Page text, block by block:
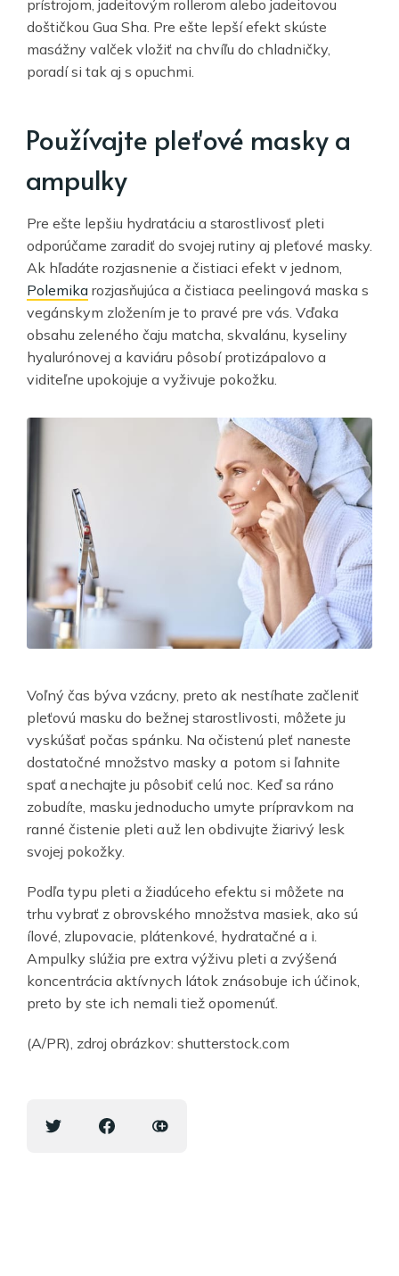
prístrojom, jadeitovým rollerom alebo jadeitovou
doštičkou Gua Sha. Pre ešte lepší efekt skúste
masážny valček vložiť na chvíľu do chladničky,
poradí si tak aj s opuchmi.
Používajte pleťové masky a
ampulky
Pre ešte lepšiu hydratáciu a starostlivosť pleti
odporúčame zaradiť do svojej rutiny aj pleťové masky.
Ak hľadáte rozjasnenie a čistiaci efekt v jednom,
Polemika rozjasňujúca a čistiaca peelingová maska s
vegánskym zložením je to pravé pre vás. Vďaka
obsahu zeleného čaju matcha, skvalánu, kyseliny
hyalurónovej a kaviáru pôsobí protizápalovo a
viditeľne upokojuje a vyživuje pokožku.
Voľný čas býva vzácny, preto ak nestíhate začleniť
pleťovú masku do bežnej starostlivosti, môžete ju
vyskúšať počas spánku. Na očistenú pleť naneste
dostatočné množstvo masky a potom si ľahnite
spať a nechajte ju pôsobiť celú noc. Keď sa ráno
zobudíte, masku jednoducho umyte prípravkom na
ranné čistenie pleti a už len obdivujte žiarivý lesk
svojej pokožky.
Podľa typu pleti a žiadúceho efektu si môžete na
trhu vybrať z obrovského množstva masiek, ako sú
ílové, zlupovacie, plátenkové, hydratačné a i.
Ampulky slúžia pre extra výživu pleti a zvýšená
koncentrácia aktívnych látok znásobuje ich účinok,
preto by ste ich nemali tiež opomenúť.
(A/PR), zdroj obrázkov: shutterstock.com